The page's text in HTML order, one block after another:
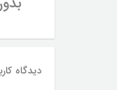
دیدگاه